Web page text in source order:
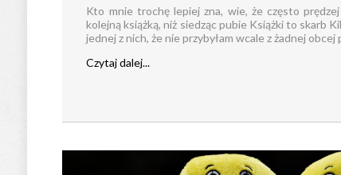
Kto mnie trochę lepiej zna, wie, że często
kolejną książką, niż siedząc pubie Książki to skarb
jednej z nich, że nie przybyłam wcale z żadnej obcej
Czytaj dalej...